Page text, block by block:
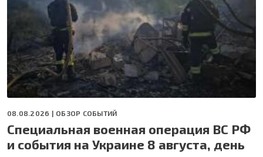
08.08.2026 | ОБЗОР СОБЫТИЙ
Специальная военная операция ВС РФ
и события на Украине 8 августа, день